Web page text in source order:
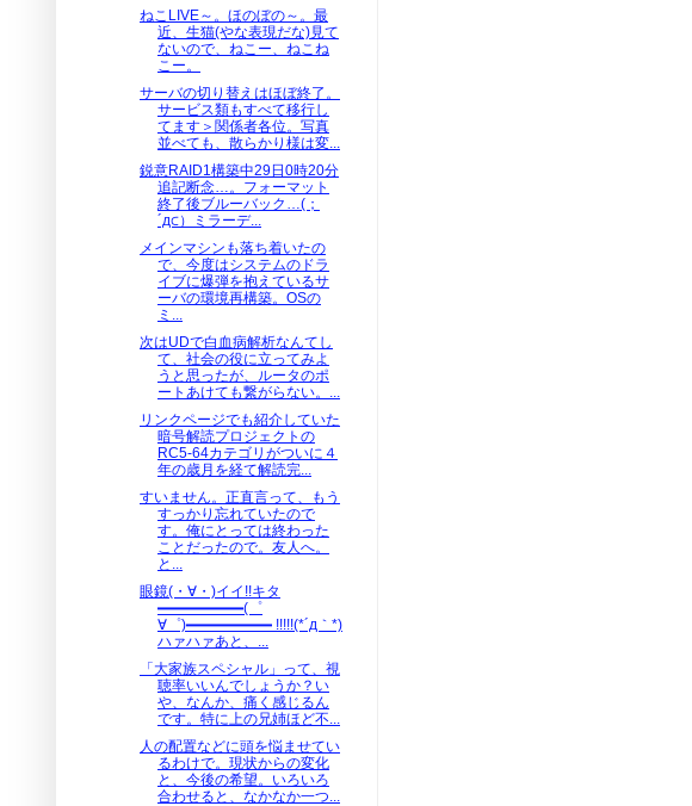
ねこLIVE～。ほのぼの～。最
近、生猫(やな表現だな)見て
ないので、ねこー、ねこね
こー。
サーバの切り替えはほぼ終了。
サービス類もすべて移行し
てます＞関係者各位。写真
並べても、散らかり様は変...
鋭意RAID1構築中29日0時20分
追記断念…。フォーマット
終了後ブルーバック…(；
´д⊂）ミラーデ...
メインマシンも落ち着いたの
で、今度はシステムのドラ
イブに爆弾を抱えているサ
ーバの環境再構築。OSの
ミ...
次はUDで白血病解析なんてし
て、社会の役に立ってみよ
うと思ったが、ルータのポ
ートあけても繋がらない。...
リンクページでも紹介していた
暗号解読プロジェクトの
RC5-64カテゴリがついに４
年の歳月を経て解読完...
すいません。正直言って、もう
すっかり忘れていたので
す。俺にとっては終わった
ことだったので。友人へ。
と...
眼鏡(・∀・)イイ!!キタ
━━━━━━(゜
∀゜)━━━━━━ !!!!!(*´д｀*)
ハァハァあと、...
「大家族スペシャル」って、視
聴率いいんでしょうか？い
や、なんか、痛く感じるん
です。特に上の兄姉ほど不...
人の配置などに頭を悩ませてい
るわけで。現状からの変化
と、今後の希望。いろいろ
合わせると、なかなか一つ...